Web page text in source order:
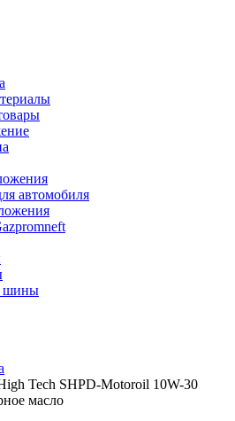
автомобиля
шины
Tech SHPD-Motoroil 10W-30
масло